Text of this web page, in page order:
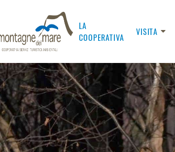
LA
COOPERATIVA
VISITA